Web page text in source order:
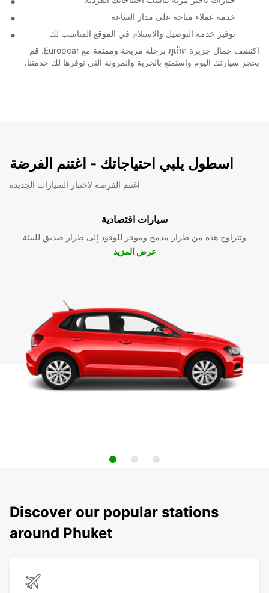
خدمة عملاء متاحة على مدار الساعة
توفير خدمة التوصيل والاستلام في الموقع المناسب لك
اكتشف جمال جزيرة ภูเก็ต برحلة مريحة وممتعة مع Europcar. قم
بحجز سيارتك اليوم واستمتع بالحرية والمرونة التي توفرها لك خدمتنا.
اسطول يلبي احتياجاتك - اغتنم الفرضة
اغتنم الفرصة لاختبار السيارات الجديدة
سيارات اقتصادية
وتتراوح هذه من طراز مدمج وموفر للوقود إلى طراز صديق للبيئة
عرض المزيد
Discover our popular stations
around Phuket